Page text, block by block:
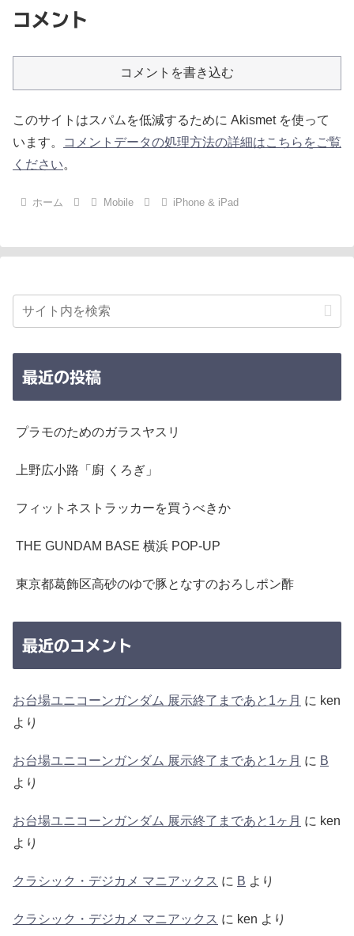
コメント
コメントを書き込む
このサイトはスパムを低減するために Akismet を使って
います。
コメントデータの処理方法の詳細はこちらをご覧
ください。
ホーム Mobile iPhone & iPad
最近の投稿
プラモのためのガラスヤスリ
上野広小路「廚 くろぎ」
フィットネストラッカーを買うべきか
THE GUNDAM BASE 横浜 POP-UP
東京都葛飾区高砂のゆで豚となすのおろしポン酢
最近のコメント
お台場ユニコーンガンダム 展示終了まであと1ヶ月 に ken
より
お台場ユニコーンガンダム 展示終了まであと1ヶ月 に B
より
お台場ユニコーンガンダム 展示終了まであと1ヶ月 に ken
より
クラシック・デジカメ マニアックス に B より
クラシック・デジカメ マニアックス に ken より